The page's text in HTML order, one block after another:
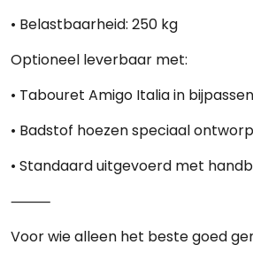
• Belastbaarheid: 250 kg
Optioneel leverbaar met:
• Tabouret Amigo Italiain
• Badstof hoezen speciaal
• Standaard uitgevoerd met
⸻
Voor wie alleen het beste goed